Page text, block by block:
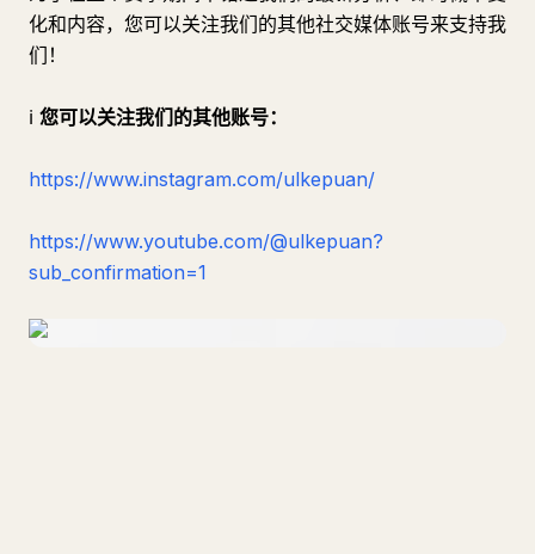
化和内容，您可以关注我们的其他社交媒体账号来支持我
们！
ℹ 您可以关注我们的其他账号：
https://www.instagram.com/ulkepuan/
https://www.youtube.com/@ulkepuan?
sub_confirmation=1